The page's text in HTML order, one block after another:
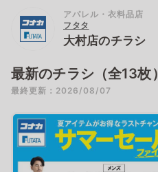
アパレル・衣料品店
フタタ
大村店のチラシ
最新のチラシ（全13枚）
最終更新：2026/08/07